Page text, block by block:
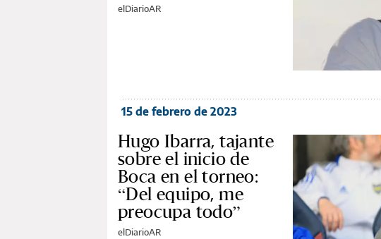
elDiarioAR
15 de febrero de 2023
Hugo Ibarra, tajante
sobre el inicio de
Boca en el torneo:
“Del equipo, me
preocupa todo”
elDiarioAR